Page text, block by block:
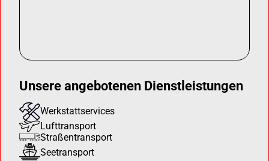
Unsere angebotenen Dienstleistungen
Werkstattservices
Lufttransport
Straßentransport
Seetransport